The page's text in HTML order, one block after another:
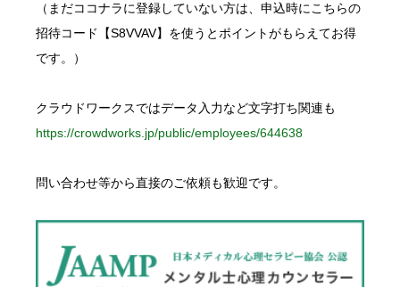
（まだココナラに登録していない方は、申込時にこちらの
招待コード【S8VVAV】を使うとポイントがもらえてお得
です。）
クラウドワークスではデータ入力など文字打ち関連も
https://crowdworks.jp/public/employees/644638
問い合わせ等から直接のご依頼も歓迎です。